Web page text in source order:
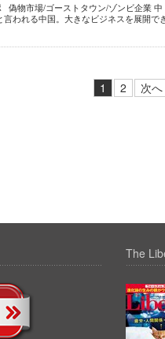
物市場/ゴーストタウン/ゾンビ企業 中
われる中国。大きなビジネスを展開で
1 2 次へ
The